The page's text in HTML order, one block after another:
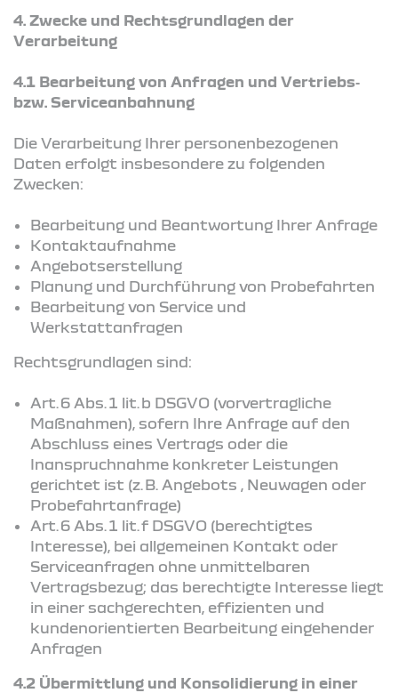
4. Zwecke und Rechtsgrundlagen der
Verarbeitung
4.1 Bearbeitung von Anfragen und Vertriebs‑
bzw. Serviceanbahnung
Die Verarbeitung Ihrer personenbezogenen
Daten erfolgt insbesondere zu folgenden
Zwecken:
Bearbeitung und Beantwortung Ihrer Anfrage
Kontaktaufnahme
Angebotserstellung
Planung und Durchführung von Probefahrten
Bearbeitung von Service und
Werkstattanfragen
Rechtsgrundlagen sind:
Art. 6 Abs. 1 lit. b DSGVO (vorvertragliche
Maßnahmen), sofern Ihre Anfrage auf den
Abschluss eines Vertrags oder die
Inanspruchnahme konkreter Leistungen
gerichtet ist (z. B. Angebots , Neuwagen oder
Probefahrtanfrage)
Art. 6 Abs. 1 lit. f DSGVO (berechtigtes
Interesse), bei allgemeinen Kontakt oder
Serviceanfragen ohne unmittelbaren
Vertragsbezug; das berechtigte Interesse liegt
in einer sachgerechten, effizienten und
kundenorientierten Bearbeitung eingehender
Anfragen
4.2 Übermittlung und Konsolidierung in einer